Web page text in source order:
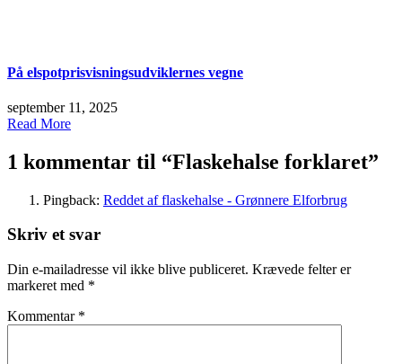
På elspotprisvisningsudviklernes vegne
september 11, 2025
Read More
1 kommentar til “Flaskehalse forklaret”
Pingback: Reddet af flaskehalse - Grønnere Elforbrug
Skriv et svar
Din e-mailadresse vil ikke blive publiceret. Krævede felter er
markeret med *
Kommentar *